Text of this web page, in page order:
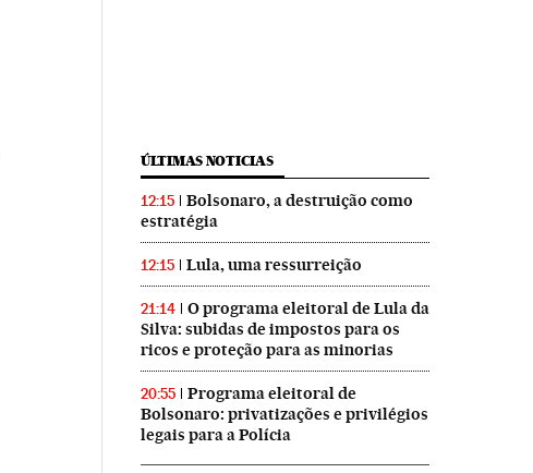
ÚLTIMAS NOTICIAS
12:15
Bolsonaro, a destruição como
estratégia
12:15 Lula, uma ressurreição
21:14
O programa eleitoral de Lula da
Silva: subidas de impostos para os
ricos e proteção para as minorias
20:55
Programa eleitoral de
Bolsonaro: privatizações e privilégios
legais para a Polícia